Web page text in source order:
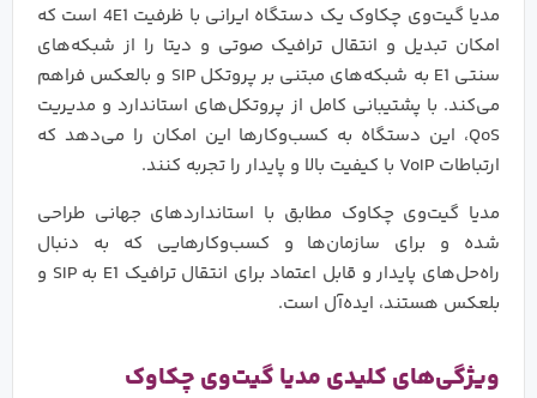
مدیا گیت‌وی چکاوک یک دستگاه ایرانی با ظرفیت 4E1 است که
امکان تبدیل و انتقال ترافیک صوتی و دیتا را از شبکه‌های
سنتی E1 به شبکه‌های مبتنی بر پروتکل SIP و بالعکس فراهم
می‌کند. با پشتیبانی کامل از پروتکل‌های استاندارد و مدیریت
QoS، این دستگاه به کسب‌وکارها این امکان را می‌دهد که
ارتباطات VoIP با کیفیت بالا و پایدار را تجربه کنند.
مدیا گیت‌وی چکاوک مطابق با استانداردهای جهانی طراحی
شده و برای سازمان‌ها و کسب‌وکارهایی که به دنبال
راه‌حل‌های پایدار و قابل اعتماد برای انتقال ترافیک E1 به SIP و
بلعکس هستند، ایده‌آل است.
ویژگی‌های کلیدی مدیا گیت‌وی چکاوک